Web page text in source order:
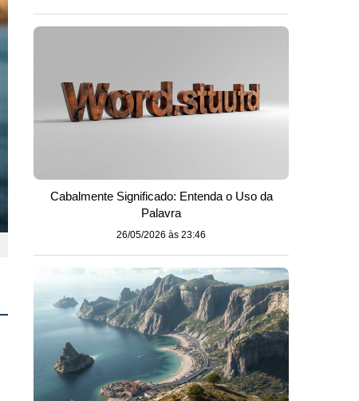
Cabalmente Significado: Entenda o Uso da
Palavra
26/05/2026 às 23:46